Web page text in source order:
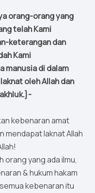
orang-orang yang
telah Kami
keterangan dan
Kami
manusia di dalam
oleh Allah dan
kebenaran amat
mendapat laknat Allah
orang yang ada ilmu,
& hukum hakam
kebenaran itu